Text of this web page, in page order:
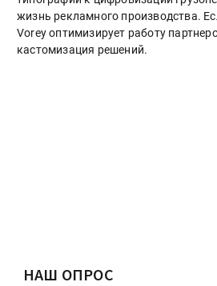
жизнь рекламного производства.
Vorey оптимизирует работу
кастомизация решений.
НАШ ОПРОС